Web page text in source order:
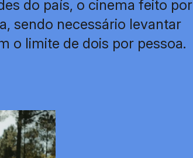
do país, o cinema feito por
sendo necessário levantar
o limite de dois por pessoa.